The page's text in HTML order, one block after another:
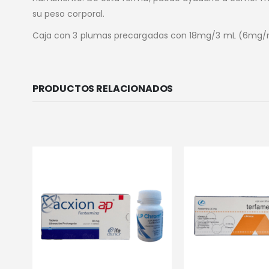
su peso corporal.
Caja con 3 plumas precargadas con 18mg/3 mL
PRODUCTOS RELACIONADOS